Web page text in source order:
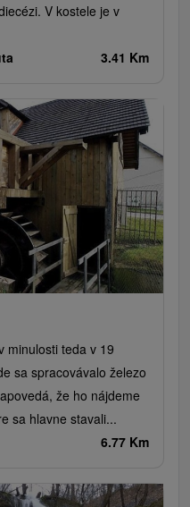
V kostele je v
3.41 Km
minulosti teda v 19
sa spracovávalo železo
že ho nájdeme
sa hlavne stavali...
6.77 Km